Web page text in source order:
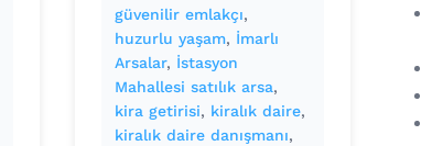
güvenilir emlakçı
huzurlu yaşam, İmarlı
Arsalar, İstasyon
Mahallesi satılık arsa
kira getirisi, kiralık daire
kiralık daire danışmanı